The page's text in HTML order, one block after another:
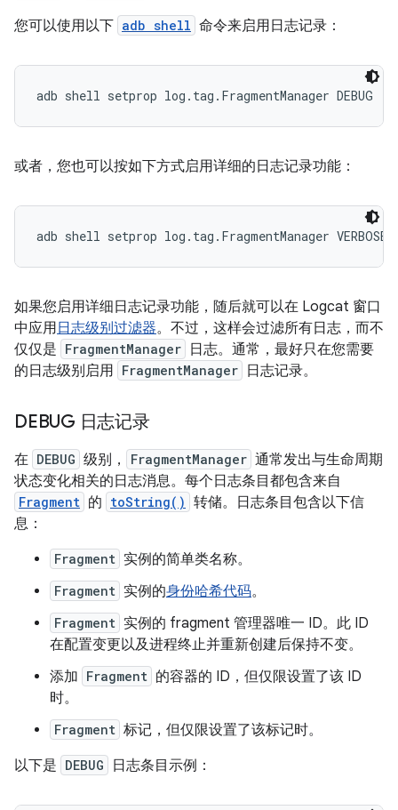
您可以使用以下 adb shell 命令来启用日志记录：
或者，您也可以按如下方式启用详细的日志记录功能：
如果您启用详细日志记录功能，随后就可以在 Logcat 窗口
中应用 日志级别过滤器。不过，这样会过滤所有日志，而不
仅仅是 FragmentManager
日志。通常，最好只在您需要
的日志级别启用 FragmentManager 日志记录。
DEBUG 日志记录
在 DEBUG 级别， FragmentManager 通常发出与生命周期
状态变化相关的日志消息。每个日志条目都包含来自
Fragment 的 toString() 转储。日志条目包含以下信
息：
Fragment 实例的简单类名称。
Fragment 实例的身份哈希代码。
Fragment 实例的 fragment 管理器唯一 ID。此 ID
在配置变更以及进程终止并重新创建后保持不变。
添加 Fragment 的容器的 ID，但仅限设置了该 ID
时。
Fragment 标记，但仅限设置了该标记时。
以下是 DEBUG 日志条目示例：